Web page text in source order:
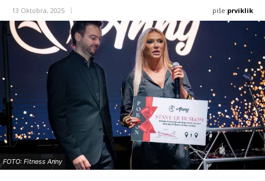
13 Oktobra, 2025 piše:prviklik
FOTO: Fitness Anny